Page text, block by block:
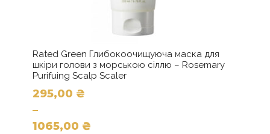
Rated Green Глибокоочищуюча маска для
шкіри голови з морською сіллю – Rosemary
Purifuing Scalp Scaler
295,00 ₴
–
1065,00 ₴